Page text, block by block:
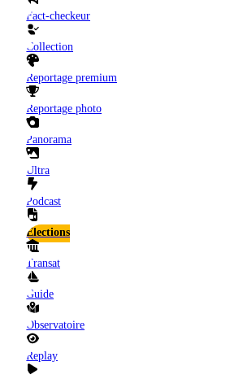
Fact-checkeur
Collection
Reportage premium
Reportage photo
Panorama
Ultra
Podcast
Elections
Transat
Guide
Observatoire
Replay